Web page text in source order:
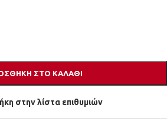
ΣΤΟ ΚΑΛΆΘΙ
στην λίστα επιθυμιών